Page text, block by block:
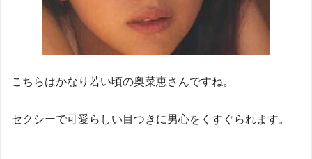
こちらはかなり若い頃の奥菜恵さんですね。
セクシーで可愛らしい目つきに男心をくすぐられます。